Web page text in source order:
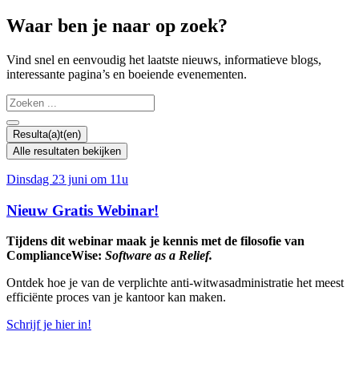
Waar ben je naar op zoek?
Vind snel en eenvoudig het laatste nieuws, informatieve blogs,
interessante pagina’s en boeiende evenementen.
Search
...
Resulta(a)t(en)
Alle resultaten bekijken
Dinsdag 23 juni om 11u
Nieuw Gratis Webinar!
Tijdens dit webinar maak je kennis met de filosofie van
ComplianceWise: Software as a Relief.
Ontdek hoe je van de verplichte anti-witwasadministratie het meest
efficiënte proces van je kantoor kan maken.
Schrijf je hier in!